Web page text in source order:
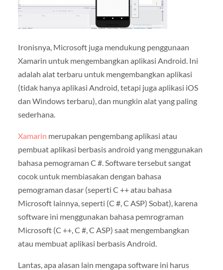
Ironisnya, Microsoft juga mendukung penggunaan
Xamarin untuk mengembangkan aplikasi Android. Ini
adalah alat terbaru untuk mengembangkan aplikasi
(tidak hanya aplikasi Android, tetapi juga aplikasi iOS
dan Windows terbaru), dan mungkin alat yang paling
sederhana.
Xamarin merupakan pengembang aplikasi atau
pembuat aplikasi berbasis android yang menggunakan
bahasa pemograman C #. Software tersebut sangat
cocok untuk membiasakan dengan bahasa
pemograman dasar (seperti C ++ atau bahasa
Microsoft lainnya, seperti (C #, C ASP) Sobat), karena
software ini menggunakan bahasa pemrograman
Microsoft (C ++, C #, C ASP) saat mengembangkan
atau membuat aplikasi berbasis Android.
Lantas, apa alasan lain mengapa software ini harus